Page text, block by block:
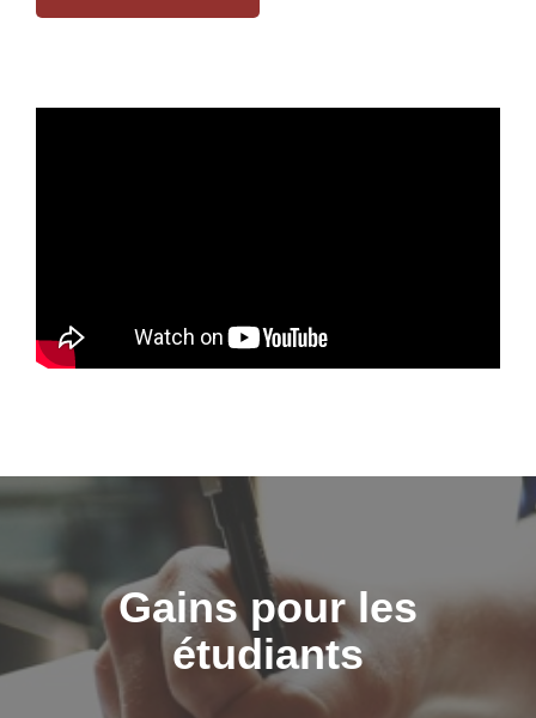
Gains pour les
étudiants